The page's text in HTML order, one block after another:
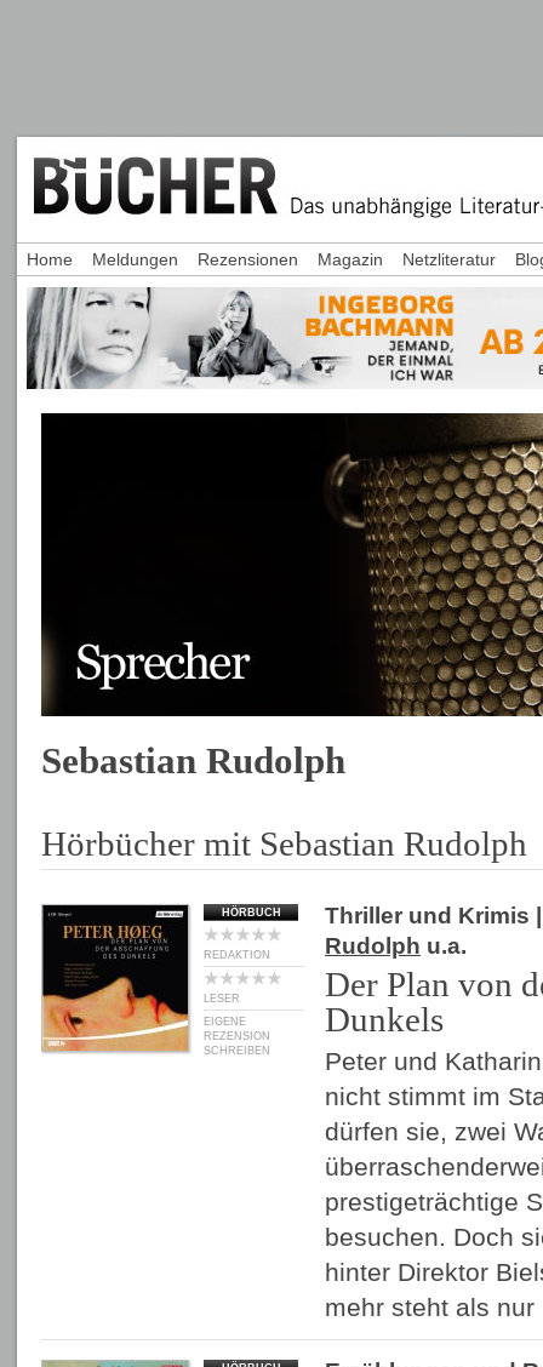
Sebastian Rudolph
Hörbücher mit Sebastian Rudolph
HÖRBUCH
REDAKTION
LESER
EIGENE
REZENSION
SCHREIBEN
Thriller und Krimis
Rudolph u.a.
Der Plan von
Dunkels
Peter und
nicht stimmt im
dürfen sie, zwei
prestigeträchtige
besuchen. Doch
hinter Direktor
mehr steht als
Home Meldungen Rezensionen Magazin Netzliteratur